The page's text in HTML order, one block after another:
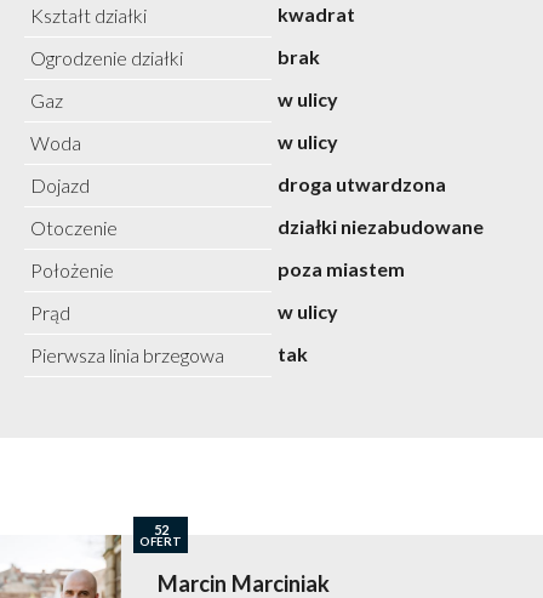
Kształt działki
kwadrat
Ogrodzenie działki
brak
Gaz
w ulicy
Woda
w ulicy
Dojazd
droga utwardzona
Otoczenie
działki niezabudowane
Położenie
poza miastem
Prąd
w ulicy
Pierwsza linia brzegowa
tak
Marcin Marciniak
52
OFERT